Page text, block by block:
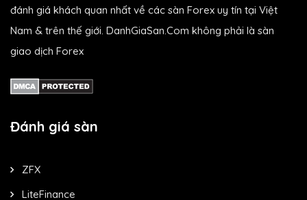
đánh giá khách quan nhất về các sàn Forex uy tín tại Việt
Nam & trên thế giới. DanhGiaSan.Com không phải là sàn
giao dịch Forex
Đánh giá sàn
ZFX
LiteFinance